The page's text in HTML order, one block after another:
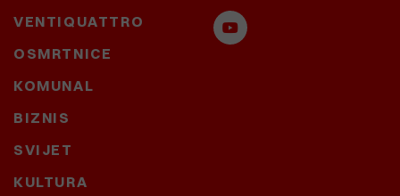
VENTIQUATTRO
OSMRTNICE
KOMUNAL
BIZNIS
SVIJET
KULTURA